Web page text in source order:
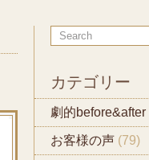
カテゴリー
劇的before&after
お客様の声 (79)